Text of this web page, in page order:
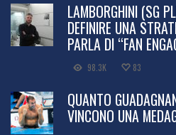
LAMBORGHINI (SG
DEFINIRE UNA
PARLA DI “FAN
98.3K 83
QUANTO
VINCONO UNA